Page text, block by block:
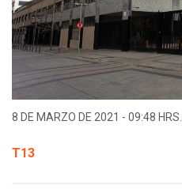
8 DE MARZO DE 2021 - 09:48 HRS.
T13